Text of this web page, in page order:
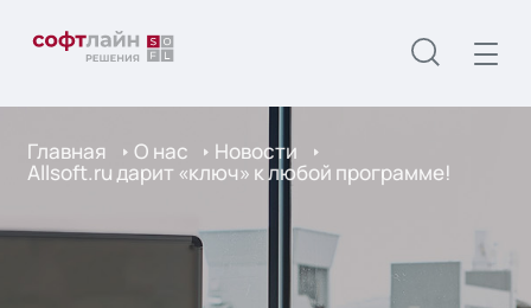
Главная О нас Новости
Allsoft.ru дарит «ключ» к любой программе!